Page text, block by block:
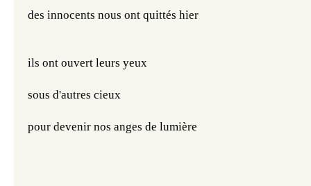
des innocents nous ont quittés hier
ils ont ouvert leurs yeux
sous d'autres cieux
pour devenir nos anges de lumière